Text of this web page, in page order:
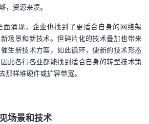
，资源来凑。
面涌现，企业也找到了更适合自身的网络架
场景和新技术。但碎片化的技术叠加也带来
生新技术方案，如此循环，使新的技术形态
此各行各业都能找到适合自身的转型技术策
那样堆硬件或扩容带宽。
场景和技术